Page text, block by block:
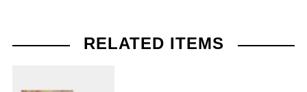
RELATED ITEMS